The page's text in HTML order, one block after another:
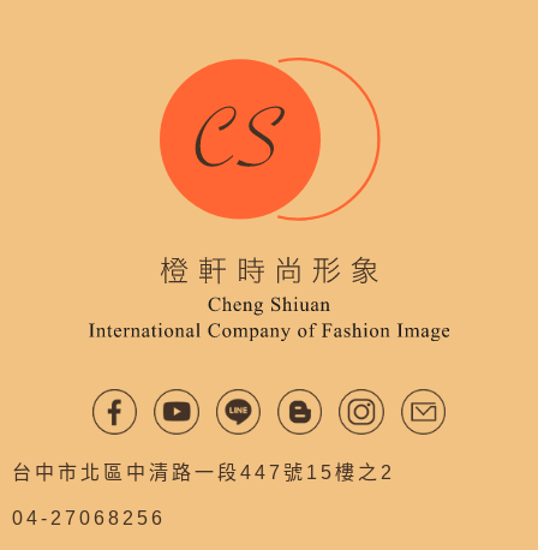
台中市北區中清路一段447號15樓之2
04-27068256